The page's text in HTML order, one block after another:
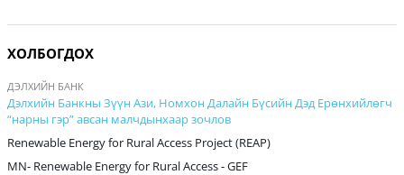
ХОЛБОГДОХ
ДЭЛХИЙН БАНК
Дэлхийн Банкны Зүүн Ази, Номхон Далайн Бүсийн Дэд Ерөнхийлөгч
“нарны гэр” авсан малчдынхаар зочлов
Renewable Energy for Rural Access Project (REAP)
MN- Renewable Energy for Rural Access - GEF